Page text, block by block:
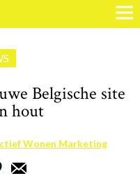
Belgische site
hout
Wonen Marketing